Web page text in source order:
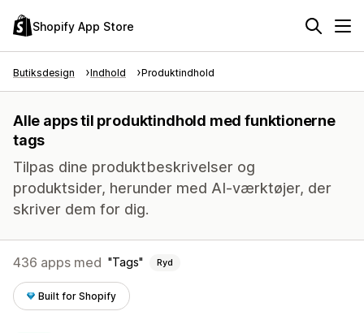
Shopify App Store
Butiksdesign Indhold Produktindhold
Alle apps til produktindhold med funktionerne
tags
Tilpas dine produktbeskrivelser og
produktsider, herunder med AI-værktøjer, der
skriver dem for dig.
436 apps med Tags Ryd
Built for Shopify